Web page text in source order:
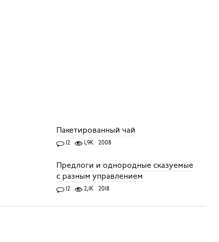
Пакетированный чай
12 1,9K 2008
Предлоги и однородные сказуемые
с разным управлением
12 2,1K 2018